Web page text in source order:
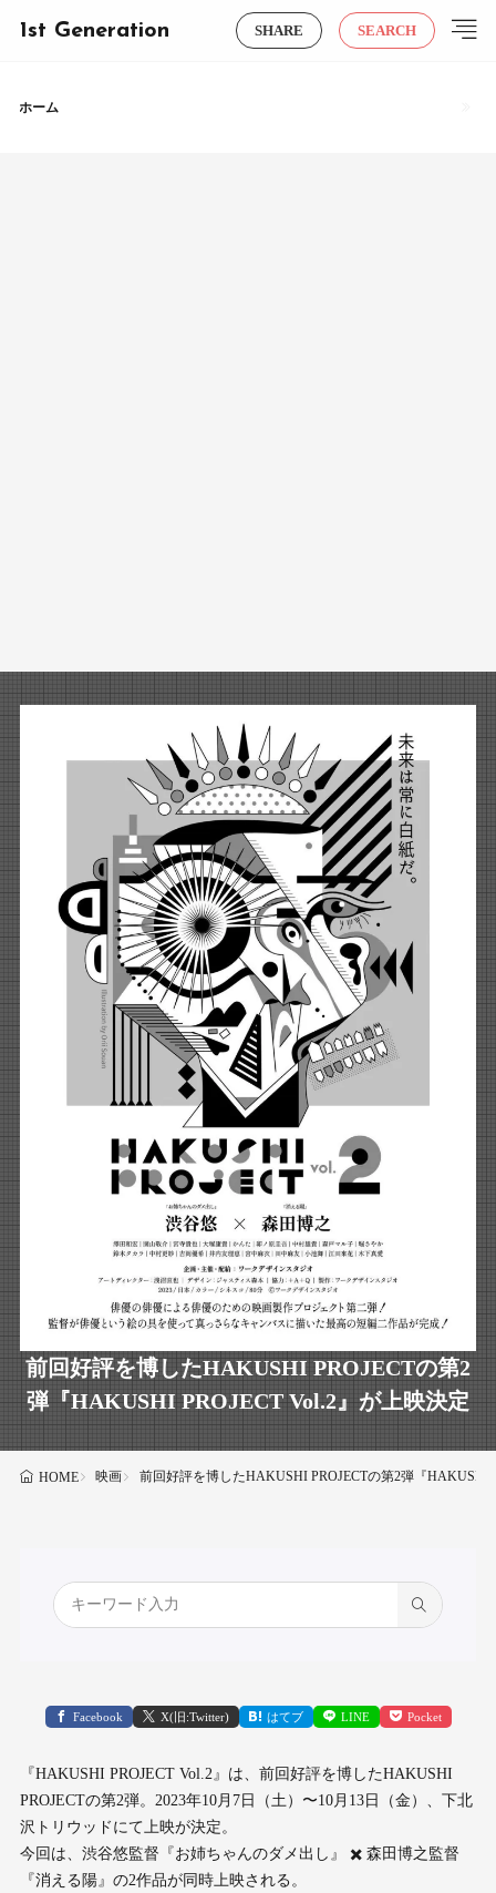
1st Generation SHARE SEARCH
ホーム
前回好評を博したHAKUSHI PROJECTの第2
弾『HAKUSHI PROJECT Vol.2』が上映決定
HOME 映画 前回好評を博したHAKUSHI PROJECTの第2弾『HAKUSHI
Facebook X(旧:Twitter) はてブ LINE Pocket
『HAKUSHI PROJECT Vol.2』は、前回好評を博したHAKUSHI
PROJECTの第2弾。2023年10月7日（土）〜10月13日（金）、下北
沢トリウッドにて上映が決定。
今回は、渋谷悠監督『お姉ちゃんのダメ出し』 ✖️ 森田博之監督
『消える陽』の2作品が同時上映される。